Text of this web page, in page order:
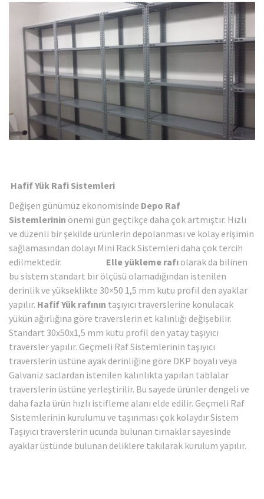
Hafif Yük Rafi Sistemleri
Değişen günümüz ekonomisinde Depo Raf
Sistemlerinin önemi gün geçtikçe daha çok artmıştır. Hızlı
ve düzenli bir şekilde ürünlerin depolanması ve kolay erişimin
sağlamasından dolayı Mini Rack Sistemleri daha çok tercih
edilmektedir.
Elle yükleme rafı olarak da bilinen
bu sistem standart bir ölçüsü olamadığından istenilen
derinlik ve yükseklikte 30×50 1,5 mm kutu profil den ayaklar
yapılır. Hafif Yük rafının taşıyıcı traverslerine konulacak
yükün ağırlığına göre traverslerin et kalınlığı değişebilir.
Standart 30x50x1,5 mm kutu profil den yatay taşıyıcı
traversler yapılır. Geçmeli Raf Sistemlerinin taşıyıcı
traverslerin üstüne ayak derinliğine göre DKP boyalı veya
Galvaniz saclardan istenilen kalınlıkta yapılan tablalar
traverslerin üstüne yerleştirilir. Bu sayede ürünler dengeli ve
daha fazla ürün hızlı istifleme alanı elde edilir. Geçmeli Raf
Sistemlerinin kurulumu ve taşınması çok kolaydır Sistem
Taşıyıcı traverslerin ucunda bulunan tırnaklar sayesinde
ayaklar üstünde bulunan deliklere takılarak kurulum yapılır.